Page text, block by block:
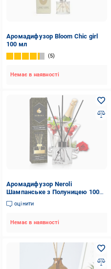
Аромадифузор Bloom Chic girl
100 мл
5
Немає в наявності
Аромадифузор Neroli
Шампанське з Полуницею 100
мл
оцінити
Немає в наявності